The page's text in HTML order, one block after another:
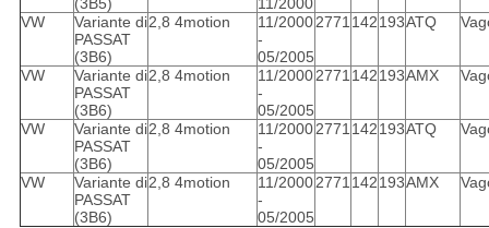
(3B5)
11/2000
VW
Variante di
PASSAT
(3B6)
2,8 4motion
11/2000
-
05/2005
2771142193ATQ
VW
Variante di
PASSAT
(3B6)
2,8 4motion
11/2000
-
05/2005
2771142193AMX
VW
Variante di
PASSAT
(3B6)
2,8 4motion
11/2000
-
05/2005
2771142193ATQ
VW
Variante di
PASSAT
(3B6)
2,8 4motion
11/2000
-
05/2005
2771142193AMX